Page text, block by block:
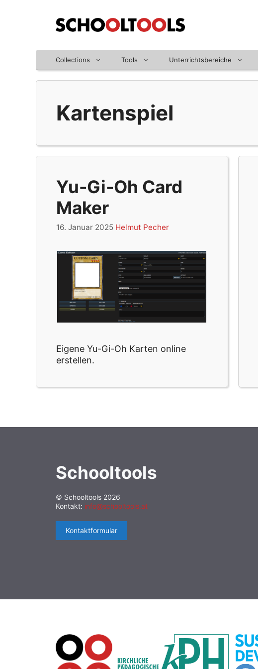
Collections Tools Unterrichtsbereiche
Kartenspiel
Yu-Gi-Oh Card
Maker
16. Januar 2025 Helmut Pecher
Eigene Yu-Gi-Oh Karten online
erstellen.
Schooltools
© Schooltools 2026
Kontakt: info@schooltools.at
Kontaktformular